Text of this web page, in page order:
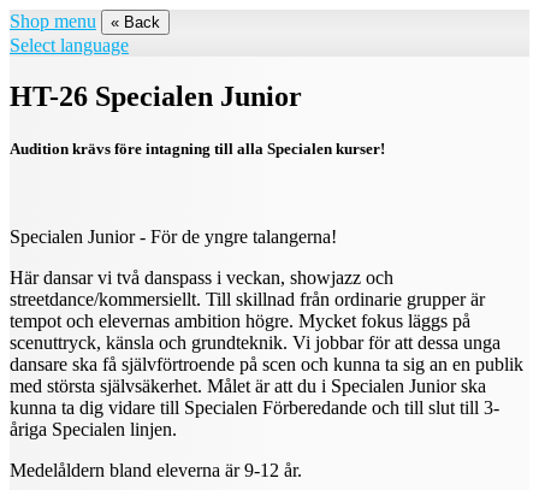
Shop menu « Back
Select language
HT-26 Specialen Junior
Audition krävs före intagning till alla Specialen kurser!
Specialen Junior - För de yngre talangerna!
Här dansar vi två danspass i veckan, showjazz och
streetdance/kommersiellt. Till skillnad från ordinarie grupper är
tempot och elevernas ambition högre. Mycket fokus läggs på
scenuttryck, känsla och grundteknik. Vi jobbar för att dessa unga
dansare ska få självförtroende på scen och kunna ta sig an en publik
med största självsäkerhet. Målet är att du i Specialen Junior ska
kunna ta dig vidare till Specialen Förberedande och till slut till 3-
åriga Specialen linjen.
Medelåldern bland eleverna är 9-12 år.